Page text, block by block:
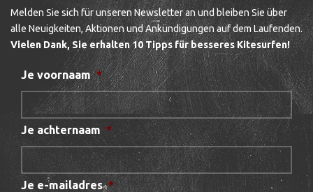
Melden Sie sich für unseren Newsletter an und bleiben Sie über
alle Neuigkeiten, Aktionen und Ankündigungen auf dem Laufenden.
Vielen Dank, Sie erhalten 10 Tipps für besseres Kitesurfen!
Je voornaam *
Je achternaam *
Je e-mailadres *